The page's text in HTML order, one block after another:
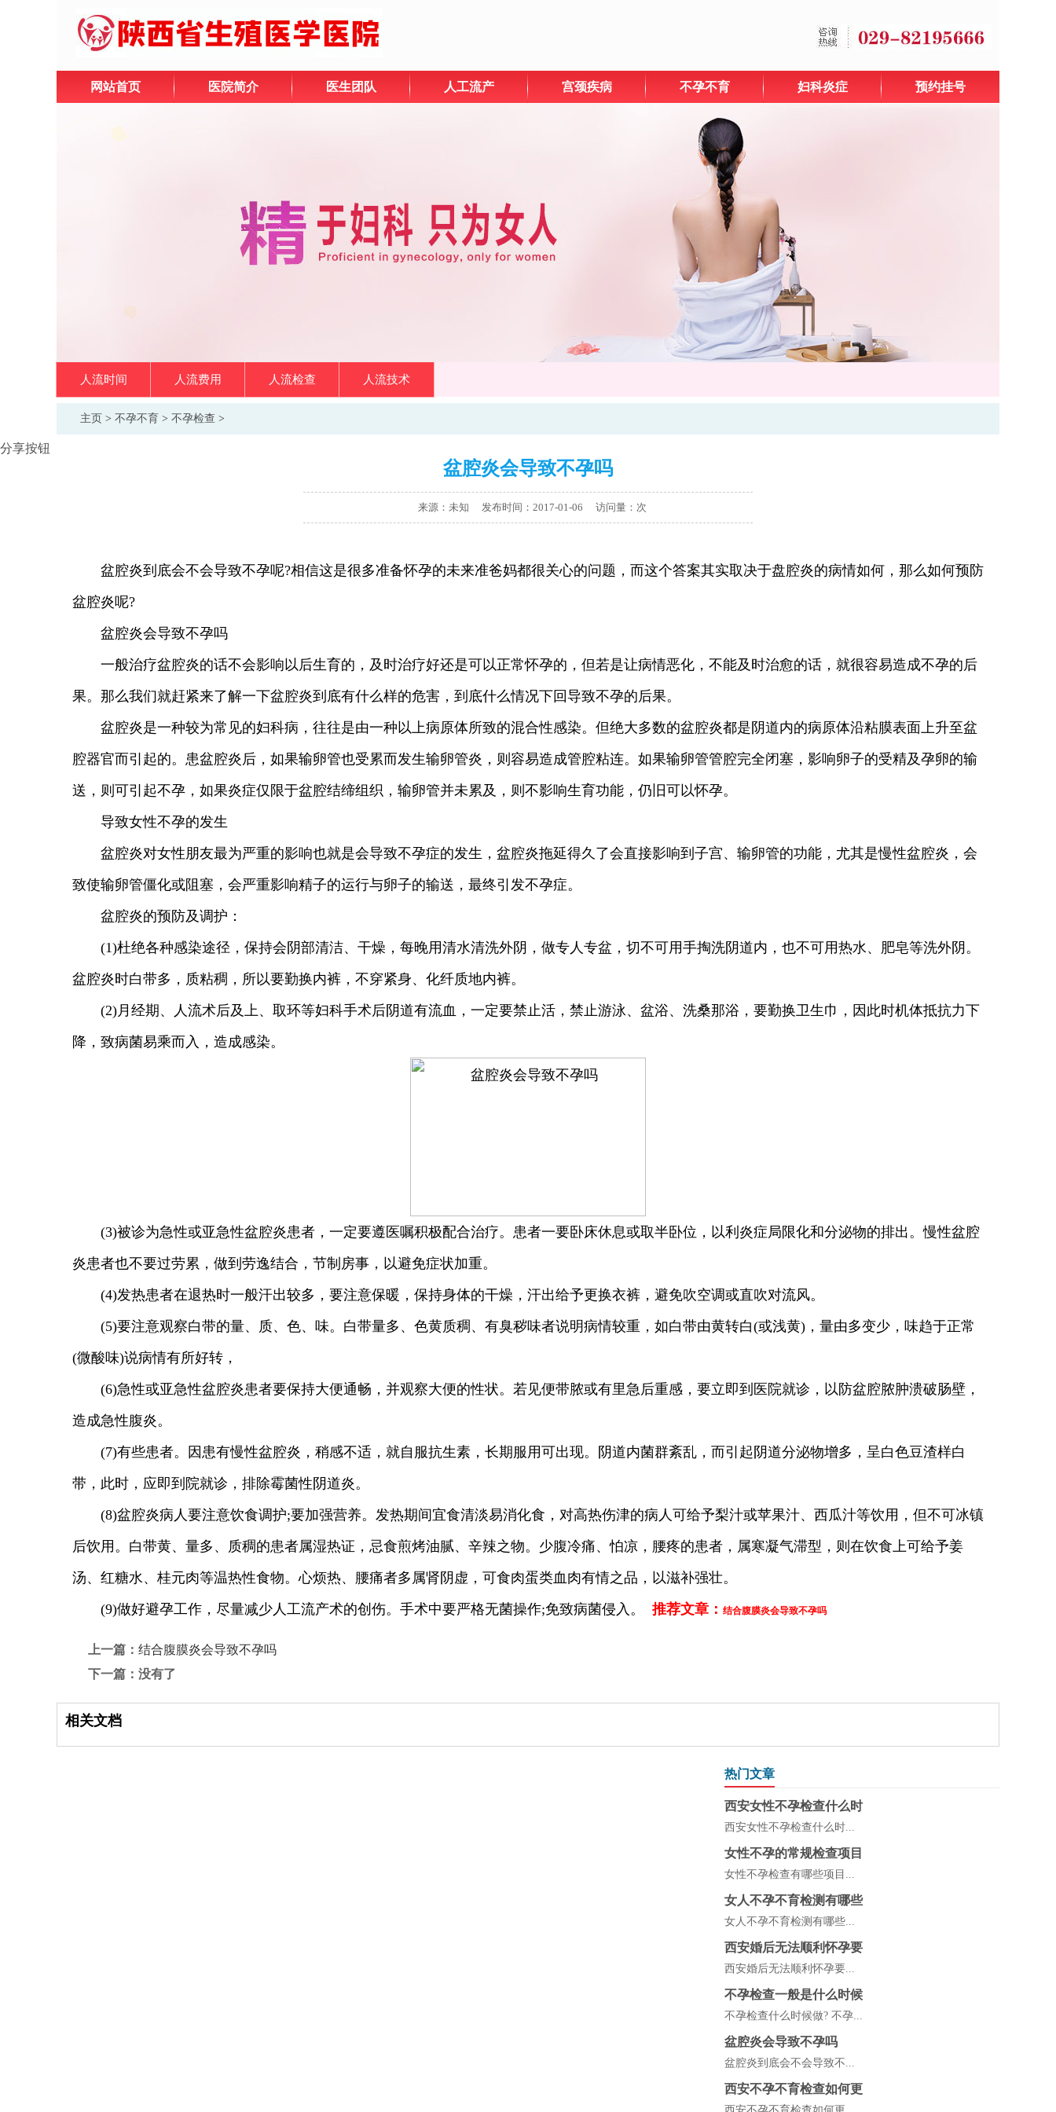
网站首页 医院简介 医生团队 人工流产 宫颈疾病 不孕不育 妇科炎症 预约挂号
人流时间 人流费用 人流检查 人流技术
主页 > 不孕不育 > 不孕检查 >
分享按钮
盆腔炎会导致不孕吗
来源：未知 发布时间：2017-01-06 访问量： 次
盆腔炎到底会不会导致不孕呢?相信这是很多准备怀孕的未来准爸妈都很关心的问题，而这个答案其实取决于盘腔炎的病情如何，那么如何预防
盆腔炎呢?
盆腔炎会导致不孕吗
一般治疗盆腔炎的话不会影响以后生育的，及时治疗好还是可以正常怀孕的，但若是让病情恶化，不能及时治愈的话，就很容易造成不孕的后
果。那么我们就赶紧来了解一下盆腔炎到底有什么样的危害，到底什么情况下回导致不孕的后果。
盆腔炎是一种较为常见的妇科病，往往是由一种以上病原体所致的混合性感染。但绝大多数的盆腔炎都是阴道内的病原体沿粘膜表面上升至盆
腔器官而引起的。患盆腔炎后，如果输卵管也受累而发生输卵管炎，则容易造成管腔粘连。如果输卵管管腔完全闭塞，影响卵子的受精及孕卵的输
送，则可引起不孕，如果炎症仅限于盆腔结缔组织，输卵管并未累及，则不影响生育功能，仍旧可以怀孕。
导致女性不孕的发生
盆腔炎对女性朋友最为严重的影响也就是会导致不孕症的发生，盆腔炎拖延得久了会直接影响到子宫、输卵管的功能，尤其是慢性盆腔炎，会
致使输卵管僵化或阻塞，会严重影响精子的运行与卵子的输送，最终引发不孕症。
盆腔炎的预防及调护：
(1)杜绝各种感染途径，保持会阴部清洁、干燥，每晚用清水清洗外阴，做专人专盆，切不可用手掏洗阴道内，也不可用热水、肥皂等洗外阴。
盆腔炎时白带多，质粘稠，所以要勤换内裤，不穿紧身、化纤质地内裤。
(2)月经期、人流术后及上、取环等妇科手术后阴道有流血，一定要禁止活，禁止游泳、盆浴、洗桑那浴，要勤换卫生巾，因此时机体抵抗力下
降，致病菌易乘而入，造成感染。
(3)被诊为急性或亚急性盆腔炎患者，一定要遵医嘱积极配合治疗。患者一要卧床休息或取半卧位，以利炎症局限化和分泌物的排出。慢性盆腔
炎患者也不要过劳累，做到劳逸结合，节制房事，以避免症状加重。
(4)发热患者在退热时一般汗出较多，要注意保暖，保持身体的干燥，汗出给予更换衣裤，避免吹空调或直吹对流风。
(5)要注意观察白带的量、质、色、味。白带量多、色黄质稠、有臭秽味者说明病情较重，如白带由黄转白(或浅黄)，量由多变少，味趋于正常
(微酸味)说病情有所好转，
(6)急性或亚急性盆腔炎患者要保持大便通畅，并观察大便的性状。若见便带脓或有里急后重感，要立即到医院就诊，以防盆腔脓肿溃破肠壁，
造成急性腹炎。
(7)有些患者。因患有慢性盆腔炎，稍感不适，就自服抗生素，长期服用可出现。阴道内菌群紊乱，而引起阴道分泌物增多，呈白色豆渣样白
带，此时，应即到院就诊，排除霉菌性阴道炎。
(8)盆腔炎病人要注意饮食调护;要加强营养。发热期间宜食清淡易消化食，对高热伤津的病人可给予梨汁或苹果汁、西瓜汁等饮用，但不可冰镇
后饮用。白带黄、量多、质稠的患者属湿热证，忌食煎烤油腻、辛辣之物。少腹冷痛、怕凉，腰疼的患者，属寒凝气滞型，则在饮食上可给予姜
汤、红糖水、桂元肉等温热性食物。心烦热、腰痛者多属肾阴虚，可食肉蛋类血肉有情之品，以滋补强壮。
(9)做好避孕工作，尽量减少人工流产术的创伤。手术中要严格无菌操作;免致病菌侵入。
推荐文章： 结合腹膜炎会导致不孕吗
上一篇： 结合腹膜炎会导致不孕吗
下一篇：没有了
相关文档
热门文章
西安女性不孕检查什么时
西安女性不孕检查什么时...
女性不孕的常规检查项目
女性不孕检查有哪些项目...
女人不孕不育检测有哪些
女人不孕不育检测有哪些...
西安婚后无法顺利怀孕要
西安婚后无法顺利怀孕要...
不孕检查一般是什么时候
不孕检查什么时候做? 不孕...
盆腔炎会导致不孕吗
盆腔炎到底会不会导致不...
西安不孕不育检查如何更